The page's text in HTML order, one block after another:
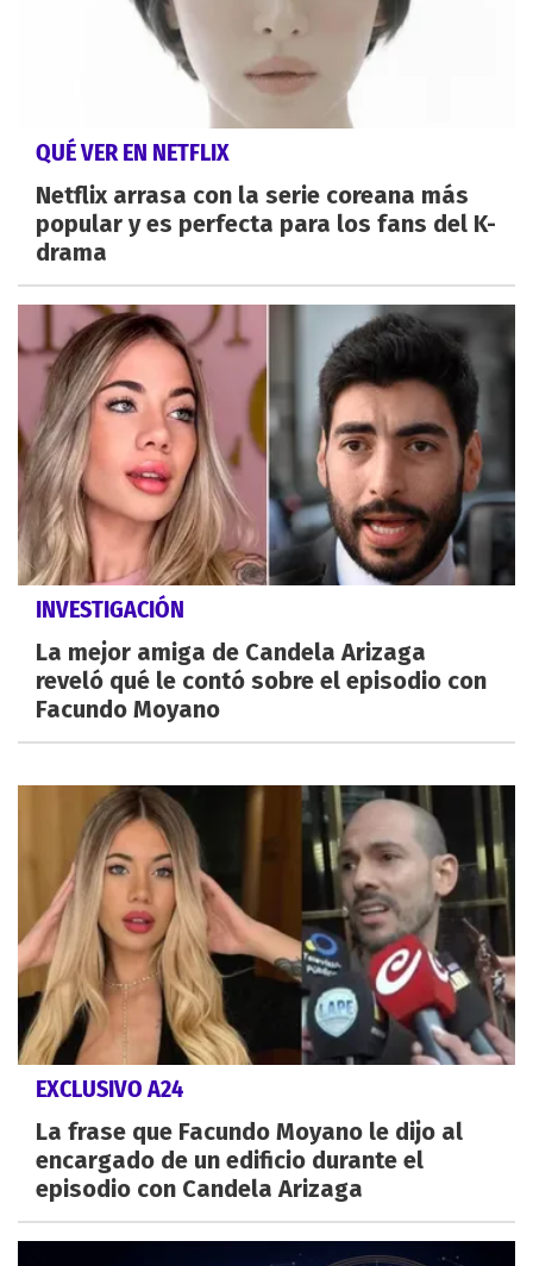
QUÉ VER EN NETFLIX
Netflix arrasa con la serie coreana más
popular y es perfecta para los fans del K-
drama
INVESTIGACIÓN
La mejor amiga de Candela Arizaga
reveló qué le contó sobre el episodio con
Facundo Moyano
EXCLUSIVO A24
La frase que Facundo Moyano le dijo al
encargado de un edificio durante el
episodio con Candela Arizaga